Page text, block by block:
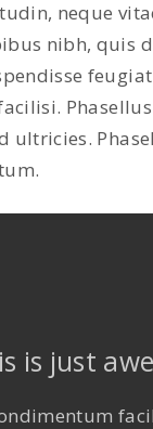
neque
nibh, quis
ultricies.
is just